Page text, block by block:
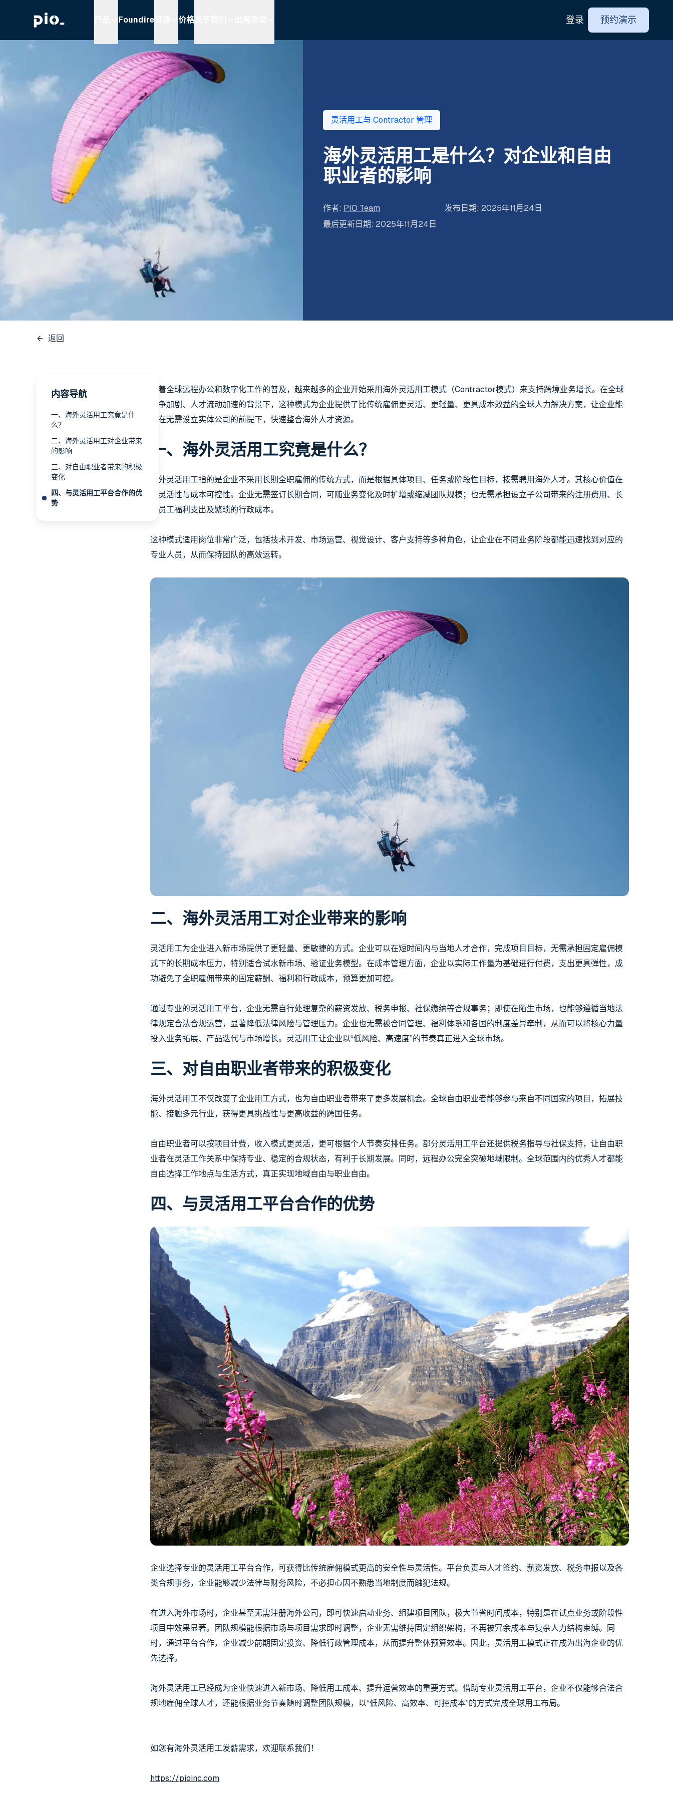
Foundire 价格 登录 预约演示
灵活用工与 Contractor 管理
海外灵活用工是什么？对企业和自由
职业者的影响
作者: PIO Team 发布日期: 2025年11月24日
最后更新日期: 2025年11月24日
返回
内容导航
一、海外灵活用工究竟是什
么？
二、海外灵活用工对企业带来
的影响
三、对自由职业者带来的积极
变化
四、与灵活用工平台合作的优
势
随着全球远程办公和数字化工作的普及，越来越多的企业开始采用海外灵活用工模式（Contractor模式）来支持跨境业务增长。在全球
竞争加剧、人才流动加速的背景下，这种模式为企业提供了比传统雇佣更灵活、更轻量、更具成本效益的全球人力解决方案，让企业能
够在无需设立实体公司的前提下，快速整合海外人才资源。
一、海外灵活用工究竟是什么？
海外灵活用工指的是企业不采用长期全职雇佣的传统方式，而是根据具体项目、任务或阶段性目标，按需聘用海外人才。其核心价值在
于灵活性与成本可控性。企业无需签订长期合同，可随业务变化及时扩增或缩减团队规模；也无需承担设立子公司带来的注册费用、长
期员工福利支出及繁琐的行政成本。
这种模式适用岗位非常广泛，包括技术开发、市场运营、视觉设计、客户支持等多种角色，让企业在不同业务阶段都能迅速找到对应的
专业人员，从而保持团队的高效运转。
二、海外灵活用工对企业带来的影响
灵活用工为企业进入新市场提供了更轻量、更敏捷的方式。企业可以在短时间内与当地人才合作，完成项目目标，无需承担固定雇佣模
式下的长期成本压力，特别适合试水新市场、验证业务模型。在成本管理方面，企业以实际工作量为基础进行付费，支出更具弹性，成
功避免了全职雇佣带来的固定薪酬、福利和行政成本，预算更加可控。
通过专业的灵活用工平台，企业无需自行处理复杂的薪资发放、税务申报、社保缴纳等合规事务；即使在陌生市场，也能够遵循当地法
律规定合法合规运营，显著降低法律风险与管理压力。企业也无需被合同管理、福利体系和各国的制度差异牵制，从而可以将核心力量
投入业务拓展、产品迭代与市场增长。灵活用工让企业以“低风险、高速度”的节奏真正进入全球市场。
三、对自由职业者带来的积极变化
海外灵活用工不仅改变了企业用工方式，也为自由职业者带来了更多发展机会。全球自由职业者能够参与来自不同国家的项目，拓展技
能、接触多元行业，获得更具挑战性与更高收益的跨国任务。
自由职业者可以按项目计费，收入模式更灵活，更可根据个人节奏安排任务。部分灵活用工平台还提供税务指导与社保支持，让自由职
业者在灵活工作关系中保持专业、稳定的合规状态，有利于长期发展。同时，远程办公完全突破地域限制。全球范围内的优秀人才都能
自由选择工作地点与生活方式，真正实现地域自由与职业自由。
四、与灵活用工平台合作的优势
企业选择专业的灵活用工平台合作，可获得比传统雇佣模式更高的安全性与灵活性。平台负责与人才签约、薪资发放、税务申报以及各
类合规事务，企业能够减少法律与财务风险，不必担心因不熟悉当地制度而触犯法规。
在进入海外市场时，企业甚至无需注册海外公司，即可快速启动业务、组建项目团队，极大节省时间成本，特别是在试点业务或阶段性
项目中效果显著。团队规模能根据市场与项目需求即时调整，企业无需维持固定组织架构，不再被冗余成本与复杂人力结构束缚。同
时，通过平台合作，企业减少前期固定投资、降低行政管理成本，从而提升整体预算效率。因此，灵活用工模式正在成为出海企业的优
先选择。
海外灵活用工已经成为企业快速进入新市场、降低用工成本、提升运营效率的重要方式。借助专业灵活用工平台，企业不仅能够合法合
规地雇佣全球人才，还能根据业务节奏随时调整团队规模，以“低风险、高效率、可控成本”的方式完成全球用工布局。
如您有海外灵活用工发薪需求，欢迎联系我们！
https://pioinc.com